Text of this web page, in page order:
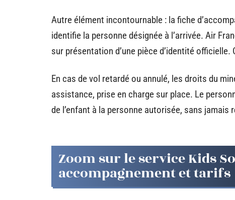
Autre élément incontournable : la fiche
identifie la personne désignée à l’arrivée. Air
sur présentation d’une pièce d’identité
En cas de vol retardé ou annulé, les droits du
assistance, prise en charge sur place. Le
de l’enfant à la personne autorisée, sans jamais
Zoom sur le service Kids
accompagnement et tarifs